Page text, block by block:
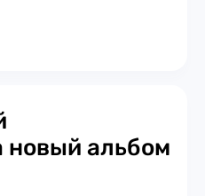
новый альбом